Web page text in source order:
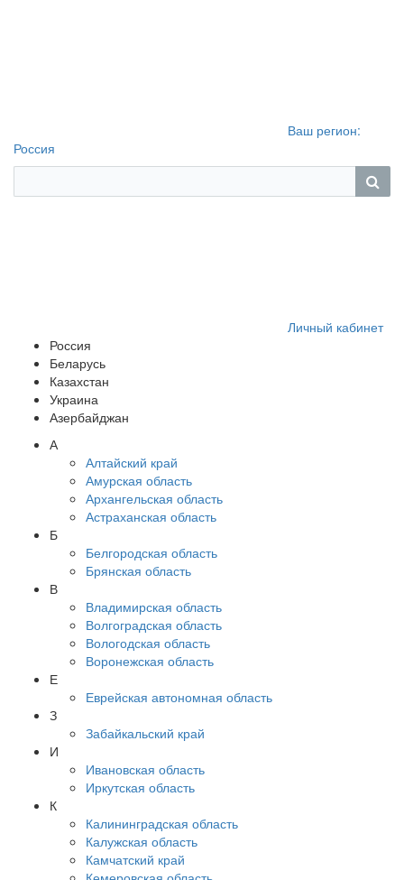
Ваш регион:
Россия
Личный кабинет
Россия
Беларусь
Казахстан
Украина
Азербайджан
А
Алтайский край
Амурская область
Архангельская область
Астраханская область
Б
Белгородская область
Брянская область
В
Владимирская область
Волгоградская область
Вологодская область
Воронежская область
Е
Еврейская автономная область
З
Забайкальский край
И
Ивановская область
Иркутская область
К
Калининградская область
Калужская область
Камчатский край